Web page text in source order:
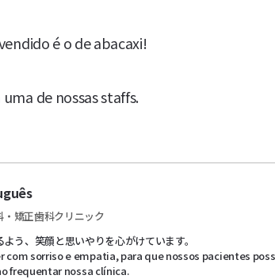
é o de abacaxi!
de nossas staffs.
矯正歯科クリニック
う、笑顔と思いやりを心がけています。
com sorriso e empatia, para que nossos pacientes
frequentar nossa clínica.